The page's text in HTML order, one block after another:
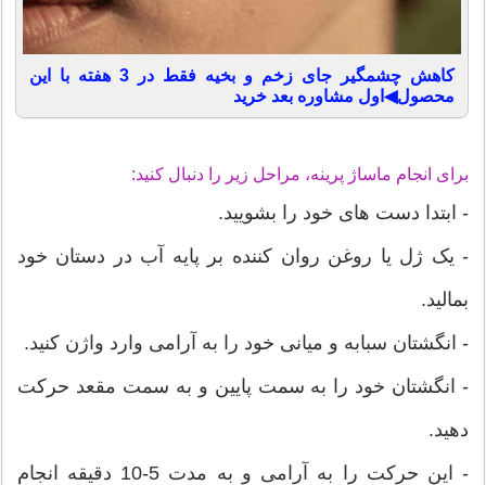
کاهش چشمگیر جای زخم و بخیه فقط در 3 هفته با این
محصول◀اول مشاوره بعد خرید
برای انجام ماساژ پرینه، مراحل زیر را دنبال کنید:
- ابتدا دست های خود را بشویید.
- یک ژل یا روغن روان کننده بر پایه آب در دستان خود
بمالید.
- انگشتان سبابه و میانی خود را به آرامی وارد واژن کنید.
- انگشتان خود را به سمت پایین و به سمت مقعد حرکت
دهید.
- این حرکت را به آرامی و به مدت 5-10 دقیقه انجام